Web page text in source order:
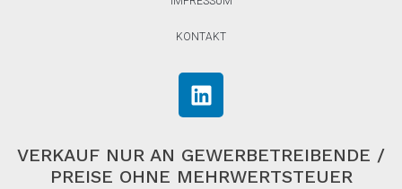
KONTAKT
VERKAUF NUR AN GEWERBETREIBENDE /
PREISE OHNE MEHRWERTSTEUER